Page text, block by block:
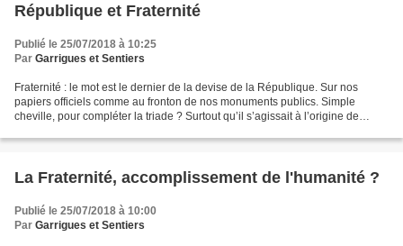
République et Fraternité
Publié le 25/07/2018 à 10:25
Par Garrigues et Sentiers
Fraternité : le mot est le dernier de la devise de la République. Sur nos
papiers officiels comme au fronton de nos monuments publics. Simple
cheville, pour compléter la triade ? Surtout qu’il s’agissait à l’origine de
La Fraternité, accomplissement de l'humanité ?
Publié le 25/07/2018 à 10:00
Par Garrigues et Sentiers